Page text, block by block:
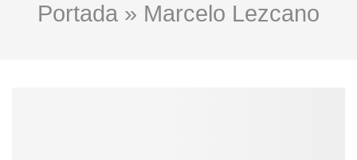
Portada » Marcelo Lezcano